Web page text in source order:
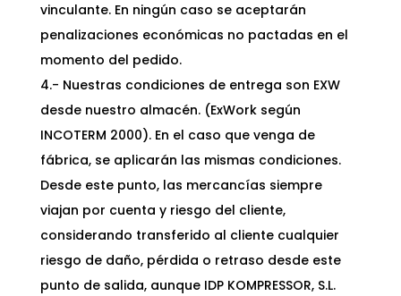
vinculante. En ningún caso se aceptarán
penalizaciones económicas no pactadas en el
momento del pedido.
4.- Nuestras condiciones de entrega son EXW
desde nuestro almacén. (ExWork según
INCOTERM 2000). En el caso que venga de
fábrica, se aplicarán las mismas condiciones.
Desde este punto, las mercancías siempre
viajan por cuenta y riesgo del cliente,
considerando transferido al cliente cualquier
riesgo de daño, pérdida o retraso desde este
punto de salida, aunque IDP KOMPRESSOR, S.L.